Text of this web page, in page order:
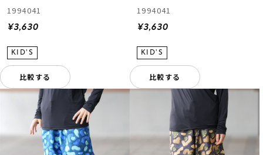
1994041
¥3,630
比較する
1994041
¥3,630
比較する